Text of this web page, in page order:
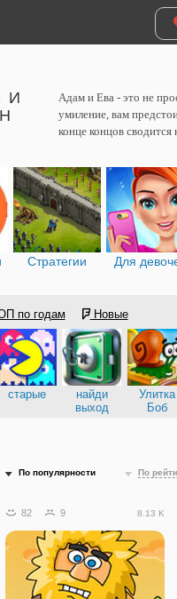
И
Адам и Ева - это не
умиление, вам
конце концов сводится
Стратегии Для
по годам Новые
старые
найди
выход
Улитка
Боб
По популярности По
82 9 8.13 K